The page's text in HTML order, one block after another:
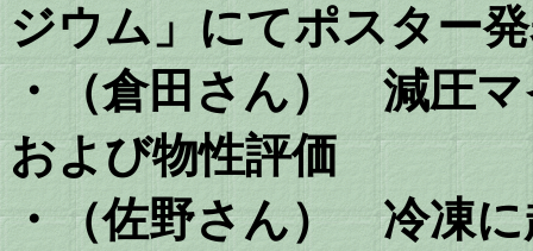
ジウム」にてポスター
・（倉田さん） 減圧
および物性評価
・（佐野さん） 冷凍に